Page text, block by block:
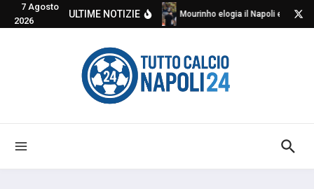
Salta al contenuto
7 Agosto
2026
ULTIME NOTIZIE Mourinho elogia il Napoli e critica